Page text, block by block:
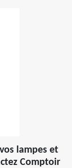
lampes et
Comptoir